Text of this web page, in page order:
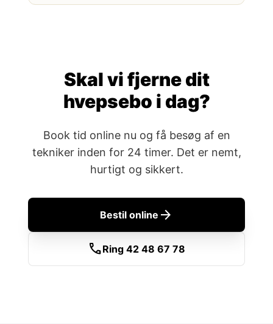
Skal vi fjerne dit
hvepsebo i dag?
Book tid online nu og få besøg af en
tekniker inden for 24 timer. Det er nemt,
hurtigt og sikkert.
Bestil online arrow_forward
callRing 42 48 67 78